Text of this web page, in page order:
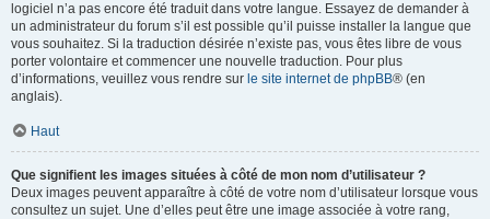
logiciel n’a pas encore été traduit dans votre langue. Essayez de demander à
un administrateur du forum s’il est possible qu’il puisse installer la langue que
vous souhaitez. Si la traduction désirée n’existe pas, vous êtes libre de vous
porter volontaire et commencer une nouvelle traduction. Pour plus
d’informations, veuillez vous rendre sur le site internet de phpBB® (en
anglais).
Haut
Que signifient les images situées à côté de mon nom d’utilisateur ?
Deux images peuvent apparaître à côté de votre nom d’utilisateur lorsque vous
consultez un sujet. Une d’elles peut être une image associée à votre rang,